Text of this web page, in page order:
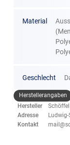
Material
Geschlecht
Herstellerangaben
Hersteller
Adresse
Kontakt